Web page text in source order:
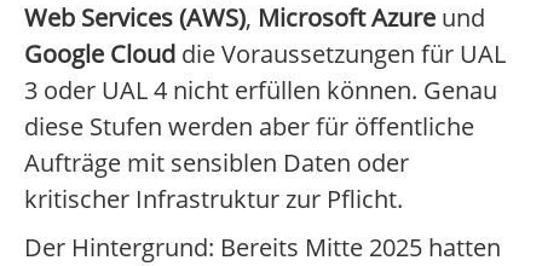
Web Services (AWS), Microsoft Azure und
Google Cloud die Voraussetzungen für UAL
3 oder UAL 4 nicht erfüllen können. Genau
diese Stufen werden aber für öffentliche
Aufträge mit sensiblen Daten oder
kritischer Infrastruktur zur Pflicht.
Der Hintergrund: Bereits Mitte 2025 hatten